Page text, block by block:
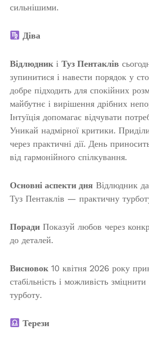
сильнішими.
Діва
Відлюдник і Туз Пентаклів
зупинитися і навести порядок у
добре підходить для спокійних
майбутнє і вирішення дрібних
Інтуїція допомагає відчувати
Уникай надмірної критики.
через практичні дії. День
від гармонійного спілкування.
Основні аспекти дня Відлюдник
Туз Пентаклів — практичну
Поради Показуй любов через
до деталей.
Висновок 10 квітня 2026 року
стабільність і можливість
турботу.
Терези